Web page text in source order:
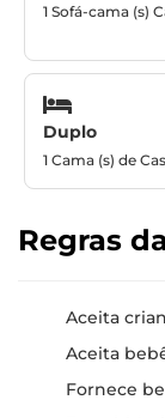
1 Sofá-cama (s)
Duplo
1 Cama (s) de
Regras
Aceita
Aceita
Fornece